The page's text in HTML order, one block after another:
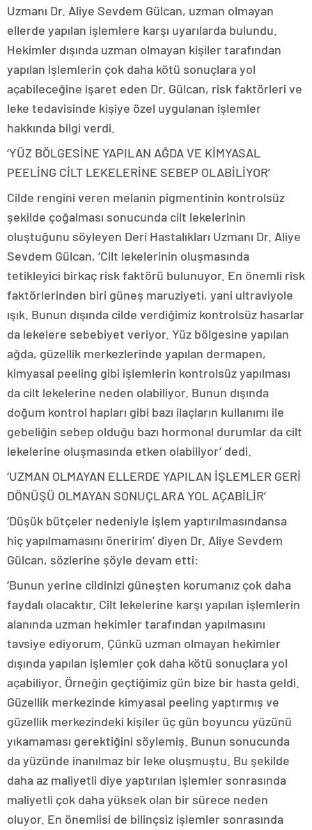
Uzmanı Dr. Aliye Sevdem Gülcan, uzman olmayan
ellerde yapılan işlemlere karşı uyarılarda bulundu.
Hekimler dışında uzman olmayan kişiler tarafından
yapılan işlemlerin çok daha kötü sonuçlara yol
açabileceğine işaret eden Dr. Gülcan, risk faktörleri ve
leke tedavisinde kişiye özel uygulanan işlemler
hakkında bilgi verdi.
‘YÜZ BÖLGESİNE YAPILAN AĞDA VE KİMYASAL
PEELİNG CİLT LEKELERİNE SEBEP OLABİLİYOR’
Cilde rengini veren melanin pigmentinin kontrolsüz
şekilde çoğalması sonucunda cilt lekelerinin
oluştuğunu söyleyen Deri Hastalıkları Uzmanı Dr. Aliye
Sevdem Gülcan, ‘Cilt lekelerinin oluşmasında
tetikleyici birkaç risk faktörü bulunuyor. En önemli risk
faktörlerinden biri güneş maruziyeti, yani ultraviyole
ışık. Bunun dışında cilde verdiğimiz kontrolsüz hasarlar
da lekelere sebebiyet veriyor. Yüz bölgesine yapılan
ağda, güzellik merkezlerinde yapılan dermapen,
kimyasal peeling gibi işlemlerin kontrolsüz yapılması
da cilt lekelerine neden olabiliyor. Bunun dışında
doğum kontrol hapları gibi bazı ilaçların kullanımı ile
gebeliğin sebep olduğu bazı hormonal durumlar da cilt
lekelerine oluşmasında etken olabiliyor’ dedi.
‘UZMAN OLMAYAN ELLERDE YAPILAN İŞLEMLER GERİ
DÖNÜŞÜ OLMAYAN SONUÇLARA YOL AÇABİLİR’
‘Düşük bütçeler nedeniyle işlem yaptırılmasındansa
hiç yapılmamasını öneririm’ diyen Dr. Aliye Sevdem
Gülcan, sözlerine şöyle devam etti:
‘Bunun yerine cildinizi güneşten korumanız çok daha
faydalı olacaktır. Cilt lekelerine karşı yapılan işlemlerin
alanında uzman hekimler tarafından yapılmasını
tavsiye ediyorum. Çünkü uzman olmayan hekimler
dışında yapılan işlemler çok daha kötü sonuçlara yol
açabiliyor. Örneğin geçtiğimiz gün bize bir hasta geldi.
Güzellik merkezinde kimyasal peeling yaptırmış ve
güzellik merkezindeki kişiler üç gün boyuncu yüzünü
yıkamaması gerektiğini söylemiş. Bunun sonucunda
da yüzünde inanılmaz bir leke oluşmuştu. Bu şekilde
daha az maliyetli diye yaptırılan işlemler sonrasında
maliyetli çok daha yüksek olan bir sürece neden
oluyor. En önemlisi de bilinçsiz işlemler sonrasında